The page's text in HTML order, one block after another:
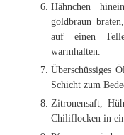
Hähnchen
goldbraun
auf einen
warmhalten.
Überschüssiges
Schicht zum
Zitronensaft,
Chiliflocken in